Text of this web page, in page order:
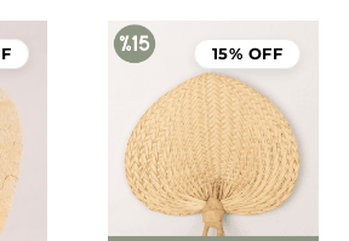
15% OFF
precio
original
era:
$85.00.
El
es: